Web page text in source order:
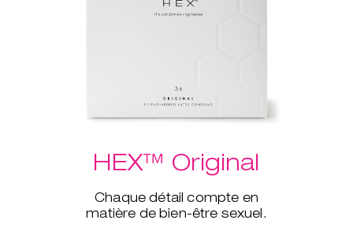
HEX™ Original
Chaque détail compte en
matière de bien-être sexuel.